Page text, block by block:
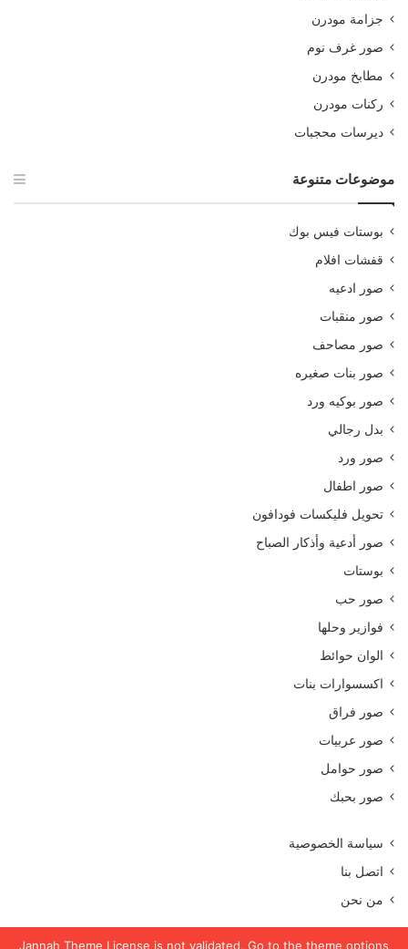
Jannah Theme License is not validated, Go to the theme options
جزامة مودرن
صور غرف نوم
مطابخ مودرن
ركنات مودرن
ديرسات محجبات
موضوعات متنوعة
بوستات فيس بوك
قفشات افلام
صور ادعيه
صور منقبات
صور مصاحف
صور بنات صغيره
صور بوكيه ورد
بدل رجالي
صور ورد
صور اطفال
تحويل فليكسات فودافون
صور أدعية وأذكار الصباح
بوستات
صور حب
فوازير وحلها
الوان حوائط
اكسسوارات بنات
صور فراق
صور عربيات
صور حوامل
صور بحبك
سياسة الخصوصية
اتصل بنا
من نحن